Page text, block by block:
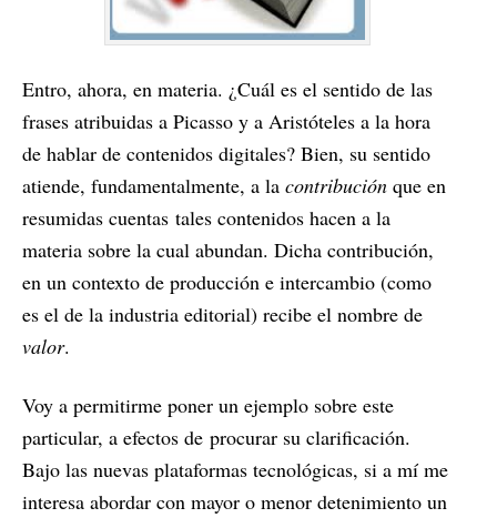
Entro, ahora, en materia. ¿Cuál es el sentido de las
frases atribuidas a Picasso y a Aristóteles a la hora
de hablar de contenidos digitales? Bien, su sentido
atiende, fundamentalmente, a la contribución que en
resumidas cuentas tales contenidos hacen a la
materia sobre la cual abundan. Dicha contribución,
en un contexto de producción e intercambio (como
es el de la industria editorial) recibe el nombre de
valor.
Voy a permitirme poner un ejemplo sobre este
particular, a efectos de procurar su clarificación.
Bajo las nuevas plataformas tecnológicas, si a mí me
interesa abordar con mayor o menor detenimiento un